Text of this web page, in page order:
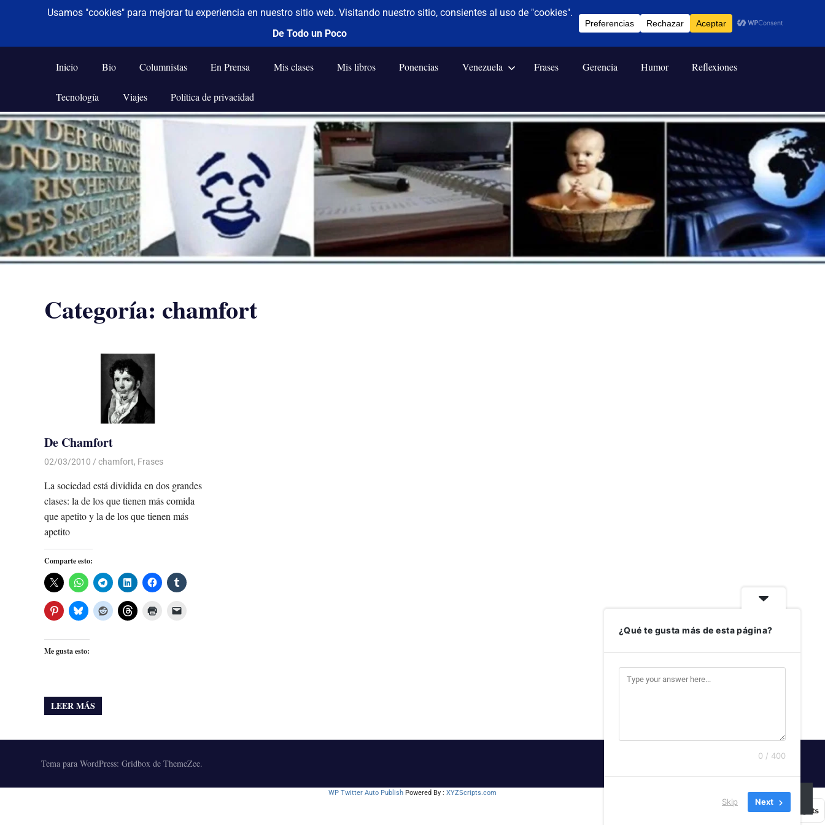
Saltar
al
contenido
De todo un poco
Frases,
Humor,
Tecnología
y
Viajes
Inicio Bio Columnistas En Prensa Mis clases Mis libros Ponencias Venezuela Frases Gerencia Humor Reflexiones
Tecnología Viajes Política de privacidad
Categoría: chamfort
De Chamfort
02/03/2010 Luis Castellanos
chamfort, Frases
La sociedad está dividida en dos grandes
clases: la de los que tienen más comida
que apetito y la de los que tienen más
apetito
Comparte esto:
Me gusta esto:
LEER MÁS
Tema para WordPress: Gridbox de ThemeZee.
WP Twitter Auto Publish Powered By : XYZScripts.com SUSCRIBIRSE
¿Qué te gusta más de esta página?
0 / 400
Skip Next